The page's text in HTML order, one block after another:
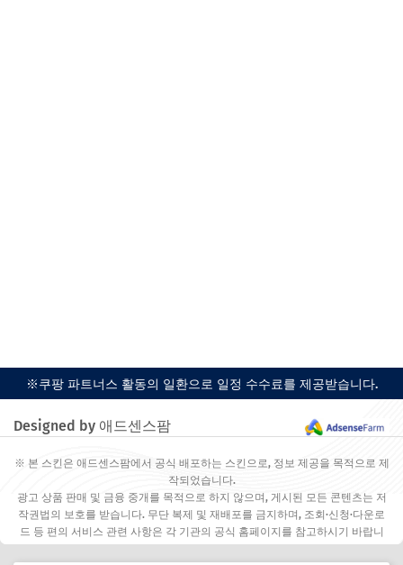
※쿠팡 파트너스 활동의 일환으로 일정 수수료를 제공받습니다.
Designed by 애드센스팜
※ 본 스킨은 애드센스팜에서 공식 배포하는 스킨으로, 정보 제공을 목적으로 제
작되었습니다.
광고 상품 판매 및 금융 중개를 목적으로 하지 않으며, 게시된 모든 콘텐츠는 저
작권법의 보호를 받습니다. 무단 복제 및 재배포를 금지하며, 조회·신청·다운로
드 등 편의 서비스 관련 사항은 각 기관의 공식 홈페이지를 참고하시기 바랍니